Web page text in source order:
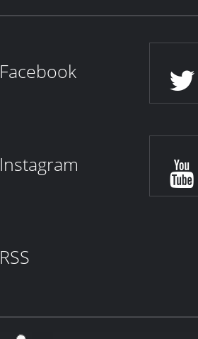
Facebook
Instagram
RSS